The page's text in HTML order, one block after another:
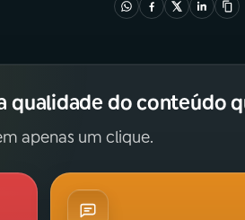
qualidade do conteúdo
apenas um clique.